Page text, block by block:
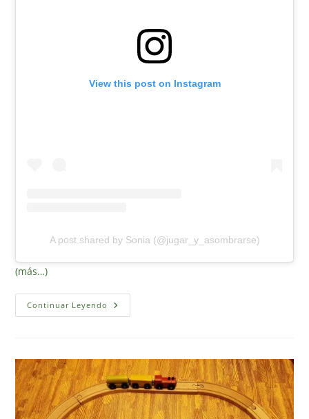
View this post on Instagram
A post shared by Sonia (@jugar_y_asombrarse)
(más…)
Continuar Leyendo Encuentra
Los
Gratis)